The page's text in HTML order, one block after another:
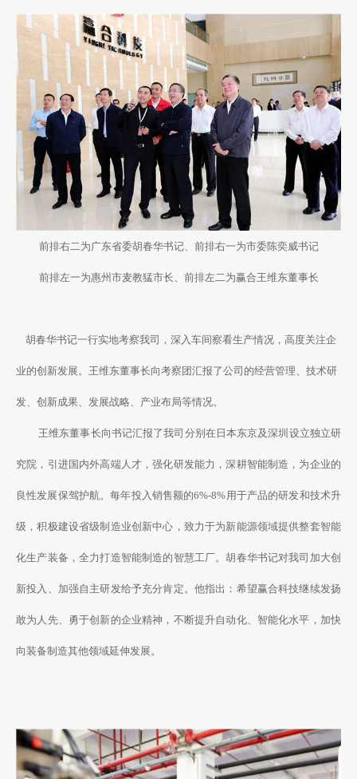
前排右二为广东省委胡春华书记、前排右一为市委陈奕威书记
前排左一为惠州市麦教猛市长、前排左二为赢合王维东董事长
胡春华书记一行实地考察我司，深入车间察看生产情况，高度关注企
业的创新发展。王维东董事长向考察团汇报了公司的经营管理、技术研
发、创新成果、发展战略、产业布局等情况。
王维东董事长向书记汇报了我司分别在日本东京及深圳设立独立研
究院，引进国内外高端人才，强化研发能力，深耕智能制造，为企业的
良性发展保驾护航。每年投入销售额的6%-8%用于产品的研发和技术升
级，积极建设省级制造业创新中心，致力于为新能源领域提供整套智能
化生产装备，全力打造智能制造的智慧工厂。胡春华书记对我司加大创
新投入、加强自主研发给予充分肯定。他指出：希望赢合科技继续发扬
敢为人先、勇于创新的企业精神，不断提升自动化、智能化水平，加快
向装备制造其他领域延伸发展。